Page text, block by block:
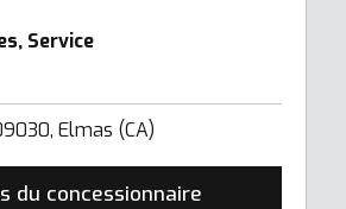
Service
Elmas (CA)
du concessionnaire